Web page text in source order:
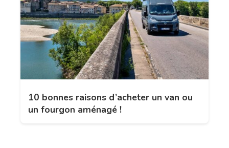
10 bonnes raisons d’acheter un van ou
un fourgon aménagé !